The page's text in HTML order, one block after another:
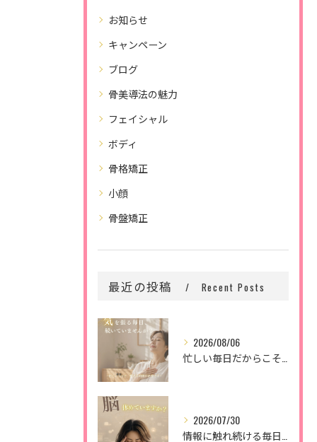
お知らせ
キャンペーン
ブログ
骨美導法の魅力
フェイシャル
ボディ
骨格矯正
小顔
骨盤矯正
最近の投稿 Recent Posts
2026/08/06
2026/07/30